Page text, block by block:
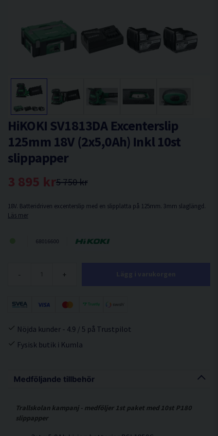
Medföljande tillbehör
Trallskolan kampanj - medföljer 1st paket med 10st P180
slippapper
HiKOKI SV1813DA Excenterslip
125mm 18V (2x5,0Ah) Inkl 10st
slippapper
5 750 kr
3 895 kr
18V. Batteridriven excenterslip med en slipplatta på 125mm. 3mm slaglängd.
Läs mer
68016600
- +
Nöjda kunder - 4.9 / 5 på Trustpilot
Fysisk butik i Kumla